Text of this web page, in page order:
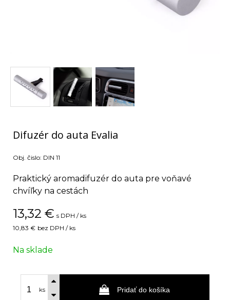
Difuzér do auta Evalia
Obj. čislo: DIN 11
Praktický aromadifuzér do auta pre voňavé
chvíľky na cestách
13,32 € s DPH / ks
10,83 € bez DPH / ks
Na sklade
ks Pridať do košíka